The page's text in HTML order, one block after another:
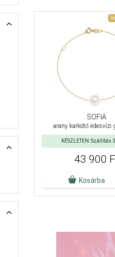
SOFIA
arany karkötő édesvízi
KÉSZLETEN: Szállítás
43 900
Kosárba